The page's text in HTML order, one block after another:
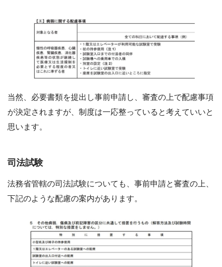
当然、必要書類を提出し事前申請し、審査の上で配慮事項
が決定されますが、制度は一応整っていると考えていいと
思います。
司法試験
法務省管轄の司法試験についても、事前申請と審査の上、
下記のような配慮の案内があります。